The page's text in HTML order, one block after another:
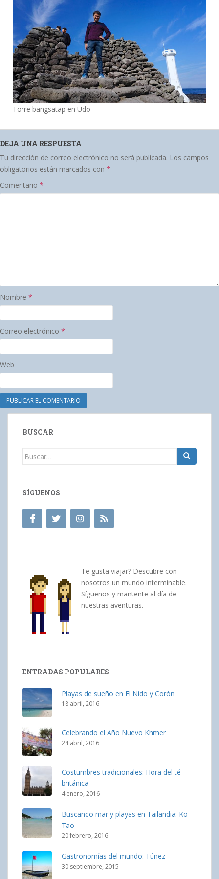
Torre bangsatap en Udo
DEJA UNA RESPUESTA
Tu dirección de correo electrónico no será publicada. Los campos
obligatorios están marcados con *
Comentario *
Nombre *
Correo electrónico *
Web
BUSCAR
Buscar:
SÍGUENOS
Te gusta viajar? Descubre con
nosotros un mundo interminable.
Síguenos y mantente al día de
nuestras aventuras.
ENTRADAS POPULARES
Playas de sueño en El Nido y Corón
18 abril, 2016
Celebrando el Año Nuevo Khmer
24 abril, 2016
Costumbres tradicionales: Hora del té
británica
4 enero, 2016
Buscando mar y playas en Tailandia: Ko
Tao
20 febrero, 2016
Gastronomías del mundo: Túnez
30 septiembre, 2015